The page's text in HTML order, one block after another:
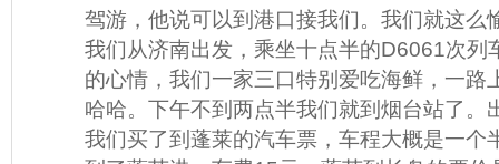
驾游，他说可以到港口接我们。我们就这么
我们从济南出发，乘坐十点半的D6061次列
的心情，我们一家三口特别爱吃海鲜，一路
哈哈。下午不到两点半我们就到烟台站了。
我们买了到蓬莱的汽车票，车程大概是一个